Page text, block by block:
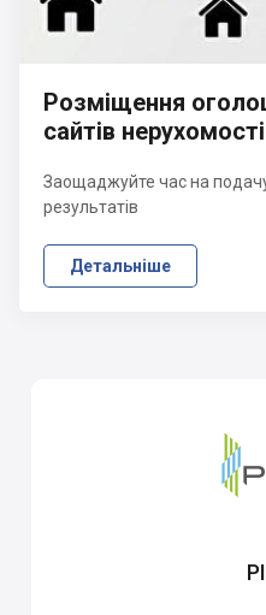
Розміщення
сайтів нерухомості
Заощаджуйте час на
результатів
Детальніше